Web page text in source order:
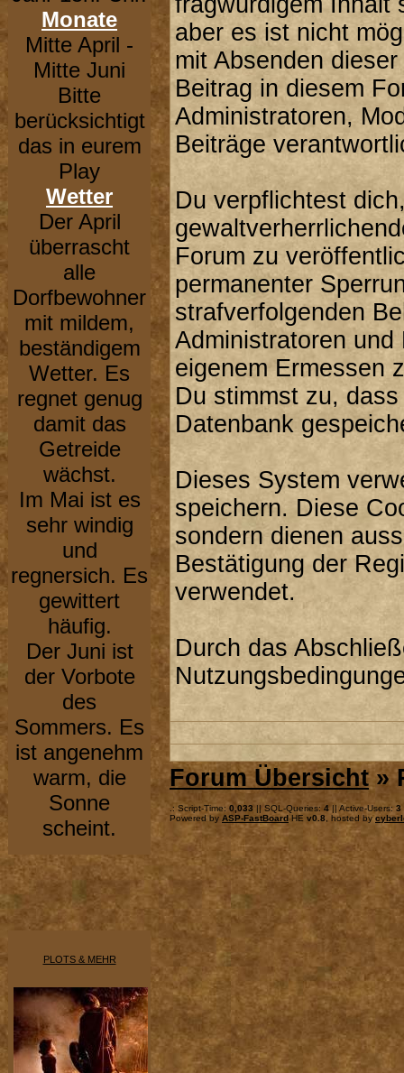
Monate
Mitte April -
Mitte Juni
Bitte
berücksichtigt
das in eurem
Play
Wetter
Der April
überrascht
alle
Dorfbewohner
mit mildem,
beständigem
Wetter. Es
regnet genug
damit das
Getreide
wächst.
Im Mai ist es
sehr windig
und
regnersich. Es
gewittert
häufig.
Der Juni ist
der Vorbote
des
Sommers. Es
ist angenehm
warm, die
Sonne
scheint.
PLOTS & MEHR
aber es ist nicht
mit Absenden
Beitrag in diesem
Administratoren,
Beiträge
Du verpflichtest
Forum zu
permanenter
strafverfolgenden
Administratoren
eigenem Ermessen
Du stimmst zu,
Datenbank
Dieses System
speichern. Diese
sondern dienen
Bestätigung der
verwendet.
Durch das
Forum Übersicht»
.: Script-Time: 0,033 || SQL-Queries: 4 || Active-Users: 3
Powered by ASP-FastBoard HE v0.8 , hosted by